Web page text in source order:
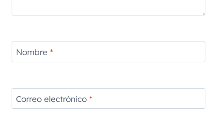
Nombre *
Correo electrónico *